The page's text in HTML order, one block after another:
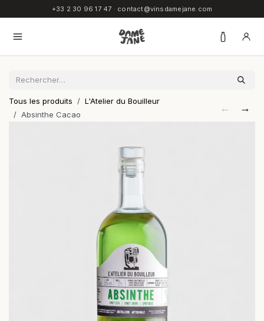
+33 2 30 96 17 47 · contact@vinsdamejane.com
Tous les produits
L'Atelier du Bouilleur
Absinthe Cacao
← →